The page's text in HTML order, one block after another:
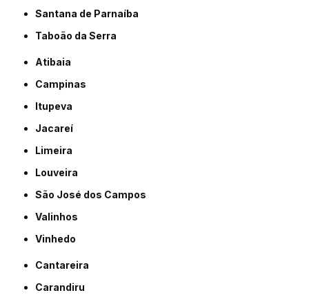
Santana de Parnaíba
Taboão da Serra
Atibaia
Campinas
Itupeva
Jacareí
Limeira
Louveira
São José dos Campos
Valinhos
Vinhedo
Cantareira
Carandiru